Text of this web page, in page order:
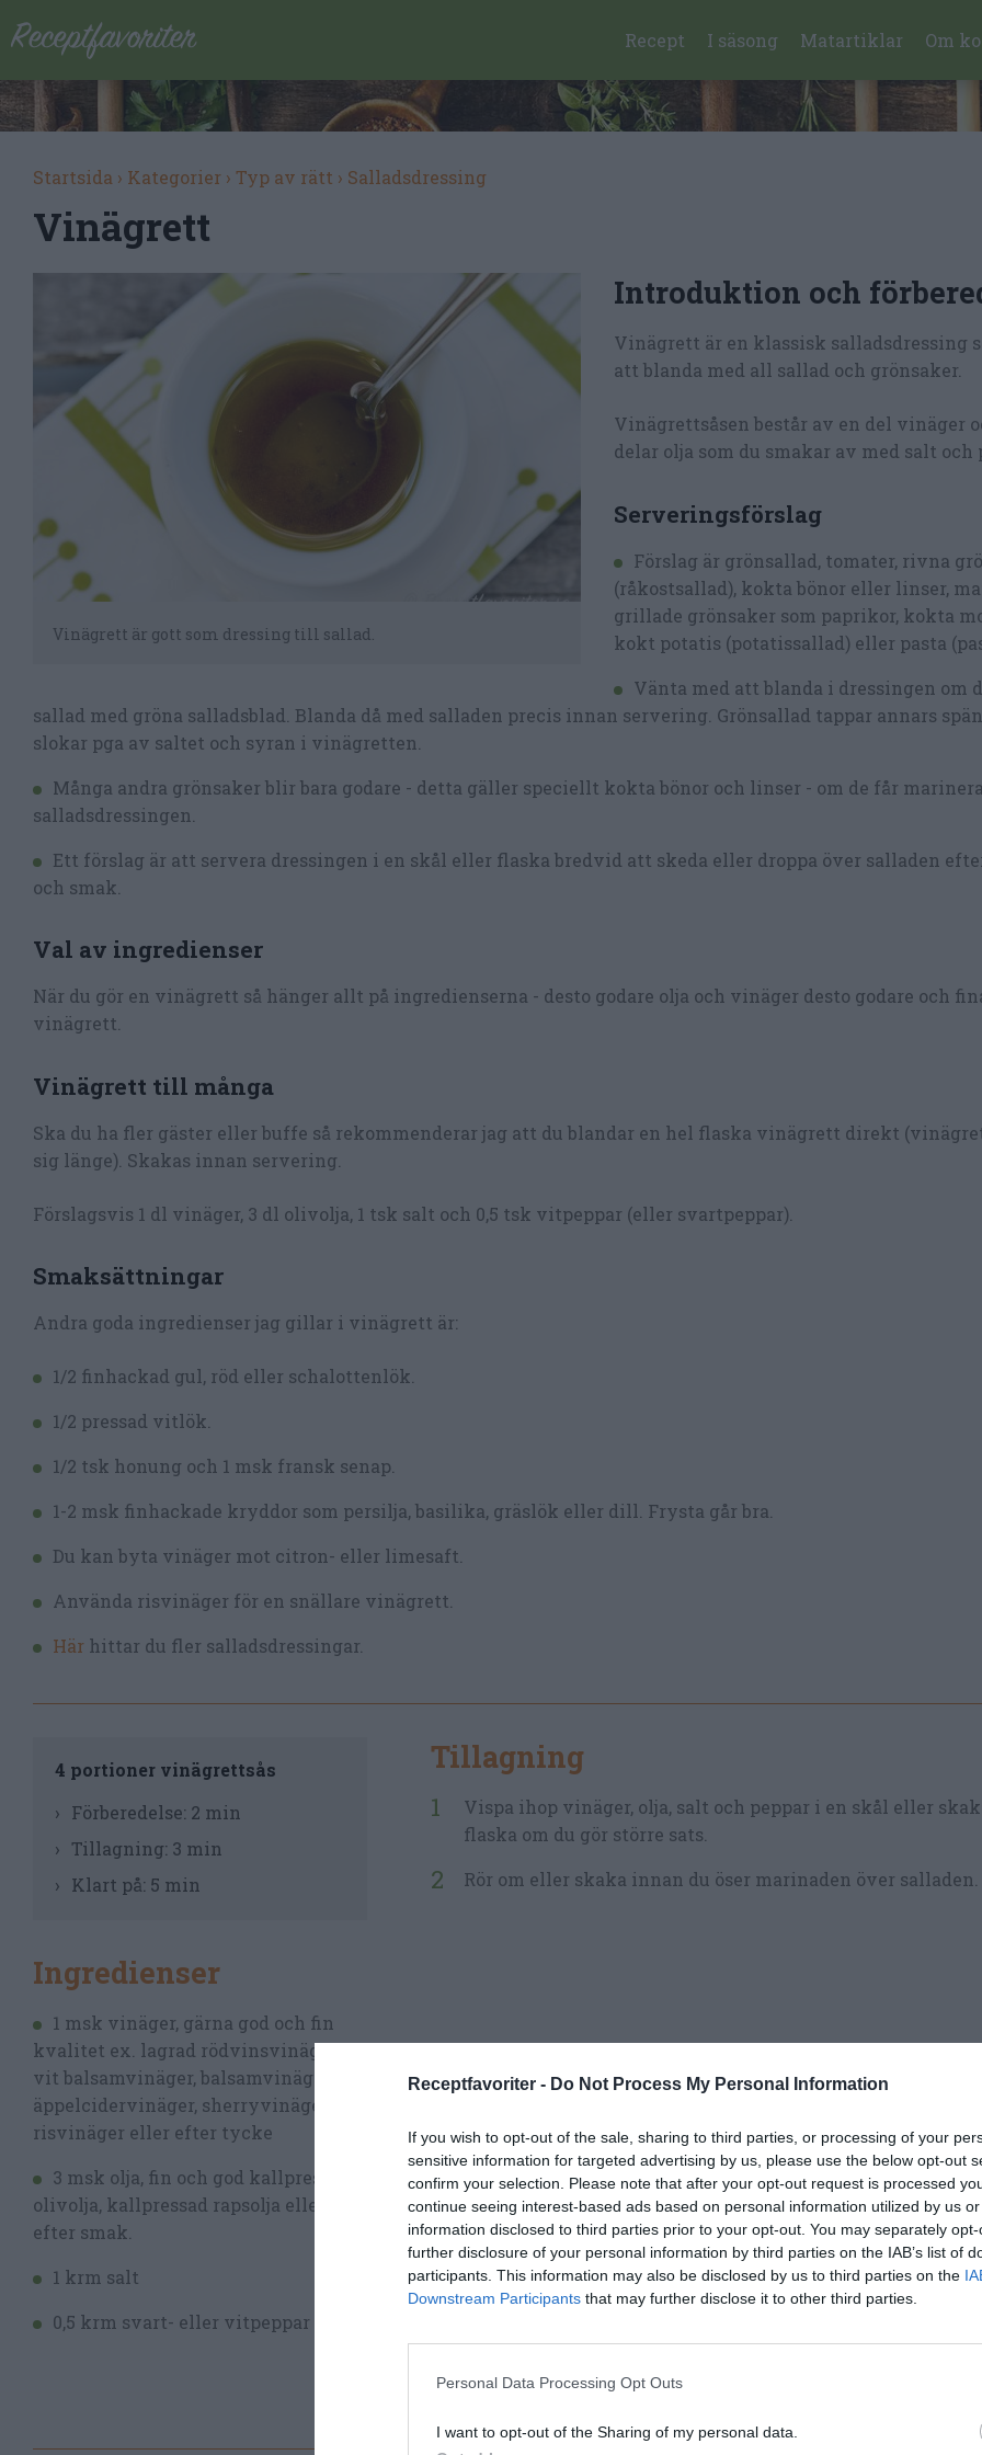
Receptfavoriter - Do Not Process My Personal Information
If you wish to opt-out of the sale, sharing to third parties, or processing of your
sensitive information for targeted advertising by us, please use the below opt-out
confirm your selection. Please note that after your opt-out request is processed
continue seeing interest-based ads based on personal information utilized by us
information disclosed to third parties prior to your opt-out. You may separately
further disclosure of your personal information by third parties on the IAB’s list of
participants. This information may also be disclosed by us to third parties on the
Downstream Participants that may further disclose it to other third parties.
Personal Data Processing Opt Outs
I want to opt-out of the Sharing of my personal data.
Recept I säsong Matartiklar Om
Startsida › Kategorier › Typ av rätt › Salladsdressing
Vinägrett
Vinägrett är gott som dressing till sallad.
Introduktion och
Vinägrett är en klassisk salladsdressing
att blanda med all sallad och grönsaker.
Vinägrettsåsen består av en del vinäger
delar olja som du smakar av med salt och
Serveringsförslag
Förslag är grönsallad, tomater, rivna
(råkostsallad), kokta bönor eller linser,
grillade grönsaker som paprikor, kokta
kokt potatis (potatissallad) eller pasta
Vänta med att blanda i dressingen om
sallad med gröna salladsblad. Blanda då med salladen precis innan servering. Grönsallad tappar annars
slokar pga av saltet och syran i vinägretten.
Många andra grönsaker blir bara godare - detta gäller speciellt kokta bönor och linser - om de får
salladsdressingen.
Ett förslag är att servera dressingen i en skål eller flaska bredvid att skeda eller droppa över salladen
och smak.
Val av ingredienser
När du gör en vinägrett så hänger allt på ingredienserna - desto godare olja och vinäger desto godare och
vinägrett.
Vinägrett till många
Ska du ha fler gäster eller buffe så rekommenderar jag att du blandar en hel flaska vinägrett direkt
sig länge). Skakas innan servering.
Förslagsvis 1 dl vinäger, 3 dl olivolja, 1 tsk salt och 0,5 tsk vitpeppar (eller svartpeppar).
Smaksättningar
Andra goda ingredienser jag gillar i vinägrett är:
1/2 finhackad gul, röd eller schalottenlök.
1/2 pressad vitlök.
1/2 tsk honung och 1 msk fransk senap.
1-2 msk finhackade kryddor som persilja, basilika, gräslök eller dill. Frysta går bra.
Du kan byta vinäger mot citron- eller limesaft.
Använda risvinäger för en snällare vinägrett.
Här hittar du fler salladsdressingar.
4 portioner vinägrettsås
Förberedelse: 2 min
Tillagning: 3 min
Klart på: 5 min
Ingredienser
1 msk vinäger, gärna god och fin
kvalitet ex. lagrad rödvinsvinäger,
vit balsamvinäger, balsamvinäger,
äppelcidervinäger, sherryvinäger,
risvinäger eller efter tycke
3 msk olja, fin och god kallpressad
olivolja, kallpressad rapsolja eller
efter smak.
1 krm salt
0,5 krm svart- eller vitpeppar
Tillagning
Vispa ihop vinäger, olja, salt och peppar i en skål eller
flaska om du gör större sats.
Rör om eller skaka innan du öser marinaden över salladen.